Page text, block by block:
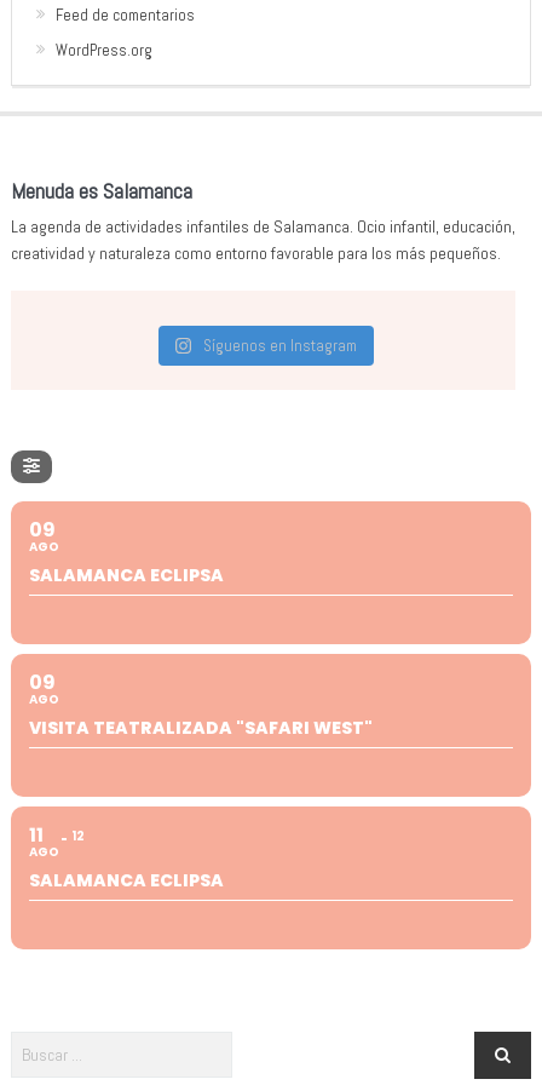
Feed de comentarios
WordPress.org
Menuda es Salamanca
La agenda de actividades infantiles de Salamanca. Ocio infantil, educación,
creatividad y naturaleza como entorno favorable para los más pequeños.
Síguenos en Instagram
09
AGO
SALAMANCA ECLIPSA
09
AGO
VISITA TEATRALIZADA "SAFARI WEST"
11
AGO
12
SALAMANCA ECLIPSA